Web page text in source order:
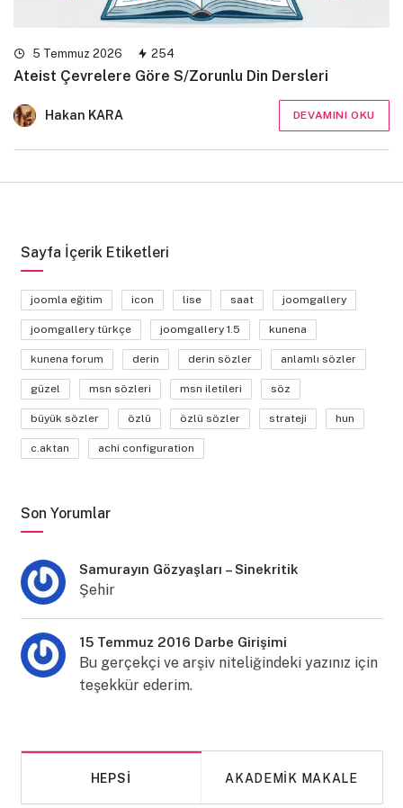
5 Temmuz 2026 254
Ateist Çevrelere Göre S/Zorunlu Din Dersleri
Hakan KARA DEVAMINI OKU
Sayfa İçerik Etiketleri
joomla eğitim icon lise saat joomgallery
joomgallery türkçe joomgallery 1.5 kunena
kunena forum derin derin sözler anlamlı sözler
güzel msn sözleri msn iletileri söz
büyük sözler özlü özlü sözler strateji hun
c.aktan achi configuration
Son Yorumlar
Samurayın Gözyaşları – Sinekritik
Şehir
15 Temmuz 2016 Darbe Girişimi
Bu gerçekçi ve arşiv niteliğindeki yazınız için
teşekkür ederim.
HEPSI AKADEMIK MAKALE